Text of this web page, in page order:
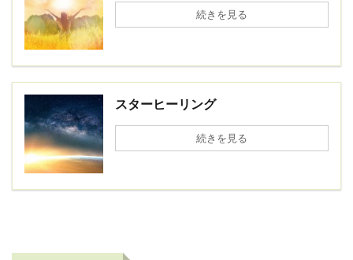
続きを見る
スターヒーリング
続きを見る